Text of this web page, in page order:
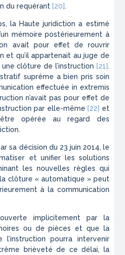
du requérant [20].
la Haute juridiction a estimé
mémoire postérieurement à
avait pour effet de rouvrir
et qu’il appartenait au juge de
clôture de l’instruction [21].
suprême a bien pris soin
effectuée in extremis
n’avait pas pour effet de
par elle-même [22] et
opérée au regard des
sa décision du 23 juin 2014, le
et unifier les solutions
les nouvelles règles qui
la clôture « automatique » peut
à la communication
implicitement par la
ou de pièces et que la
pourra intervenir
brièveté de ce délai, la